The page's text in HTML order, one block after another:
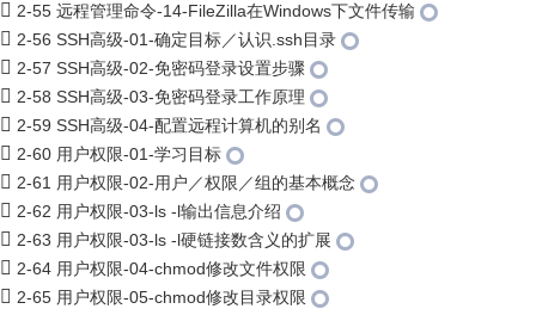
2-55 远程管理命令-14-FileZilla在Windows下文件传输
2-56 SSH高级-01-确定目标／认识.ssh目录
2-57 SSH高级-02-免密码登录设置步骤
2-58 SSH高级-03-免密码登录工作原理
2-59 SSH高级-04-配置远程计算机的别名
2-60 用户权限-01-学习目标
2-61 用户权限-02-用户／权限／组的基本概念
2-62 用户权限-03-ls -l输出信息介绍
2-63 用户权限-03-ls -l硬链接数含义的扩展
2-64 用户权限-04-chmod修改文件权限
2-65 用户权限-05-chmod修改目录权限